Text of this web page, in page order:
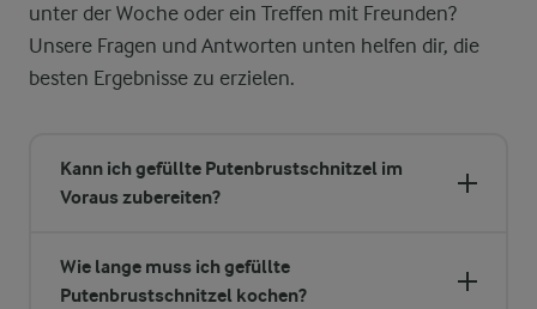
unter der Woche oder ein Treffen mit Freunden?
Unsere Fragen und Antworten unten helfen dir, die
besten Ergebnisse zu erzielen.
Kann ich gefüllte Putenbrustschnitzel im
Voraus zubereiten?
Wie lange muss ich gefüllte
Putenbrustschnitzel kochen?